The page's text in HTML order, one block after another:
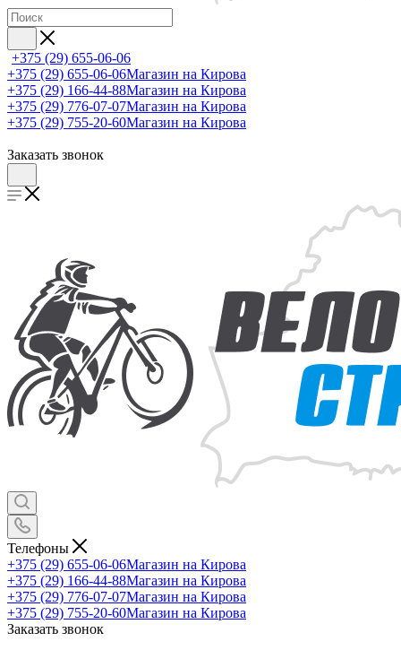
+375 (29) 655-06-06
+375 (29) 655-06-06Магазин на Кирова
+375 (29) 166-44-88Магазин на Кирова
+375 (29) 776-07-07Магазин на Кирова
+375 (29) 755-20-60Магазин на Кирова
Заказать звонок
Телефоны
+375 (29) 655-06-06Магазин на Кирова
+375 (29) 166-44-88Магазин на Кирова
+375 (29) 776-07-07Магазин на Кирова
+375 (29) 755-20-60Магазин на Кирова
Заказать звонок